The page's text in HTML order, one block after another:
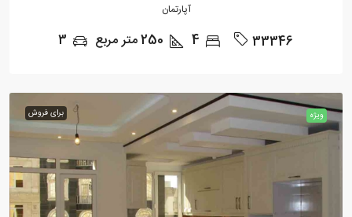
آپارتمان
33346
4
250متر مربع 3
ویژه برای فروش